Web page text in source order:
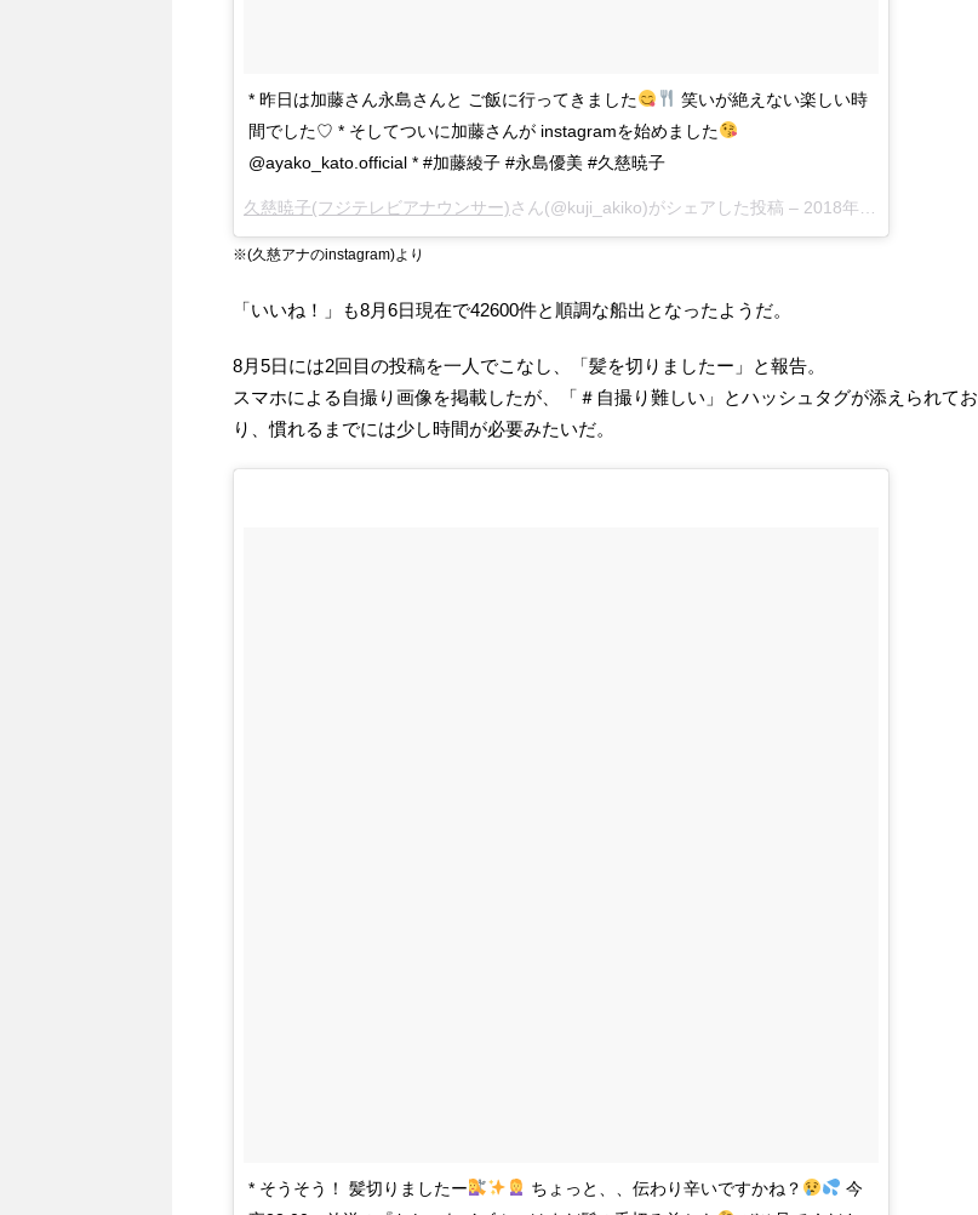
* 昨日は加藤さん永島さんと ご飯に行ってきました
笑いが絶えない楽しい時
間でした♡ * そしてついに加藤さんが instagramを始めました
@ayako_kato.official * #加藤綾子 #永島優美 #久慈暁子
久慈暁子(フジテレビアナウンサー)さん(@kuji_akiko)がシェアした投稿 – 2018年 8月月3日午前3時55分PDT
※(久慈アナのinstagram)より
「いいね！」も8月6日現在で42600件と順調な船出となったようだ。
8月5日には2回目の投稿を一人でこなし、「髪を切りましたー」と報告。
スマホによる自撮り画像を掲載したが、「＃自撮り難しい」とハッシュタグが添えられてお
り、慣れるまでには少し時間が必要みたいだ。
* そうそう！ 髪切りましたー ちょっと、、伝わり辛いですかね？
今